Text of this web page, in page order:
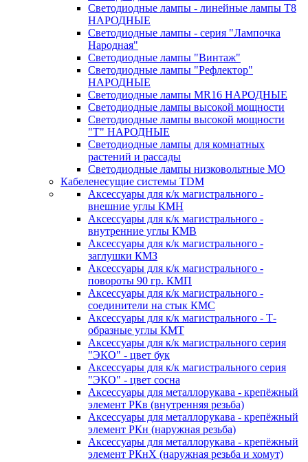
Светодиодные лампы - линейные лампы T8
НАРОДНЫЕ
Светодиодные лампы - серия "Лампочка
Народная"
Светодиодные лампы "Винтаж"
Светодиодные лампы "Рефлектор"
НАРОДНЫЕ
Светодиодные лампы MR16 НАРОДНЫЕ
Светодиодные лампы высокой мощности
Светодиодные лампы высокой мощности
"Т" НАРОДНЫЕ
Светодиодные лампы для комнатных
растений и рассады
Светодиодные лампы низковольтные МО
Кабеленесущие системы TDM
Аксессуары для к/к магистрального -
внешние углы КМН
Аксессуары для к/к магистрального -
внутренние углы КМВ
Аксессуары для к/к магистрального -
заглушки КМЗ
Аксессуары для к/к магистрального -
повороты 90 гр. КМП
Аксессуары для к/к магистрального -
соединители на стык КМС
Аксессуары для к/к магистрального - Т-
образные углы КМТ
Аксессуары для к/к магистрального серия
"ЭКО" - цвет бук
Аксессуары для к/к магистрального серия
"ЭКО" - цвет сосна
Аксессуары для металлорукава - крепёжный
элемент РКв (внутренняя резьба)
Аксессуары для металлорукава - крепёжный
элемент РКн (наружная резьба)
Аксессуары для металлорукава - крепёжный
элемент РКнХ (наружная резьба и хомут)